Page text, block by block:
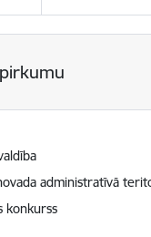
administratīvā
konkurss